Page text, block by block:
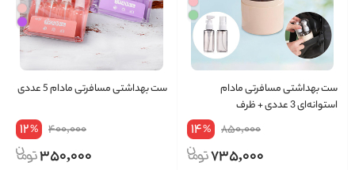
ست بهداشتی مسافرتی مادام
استوانه‌ای 3 عددی + ظرف
850,000
14%
735,000
ست بهداشتی مسافرتی مادام 5 عددی
400,000
12%
350,000